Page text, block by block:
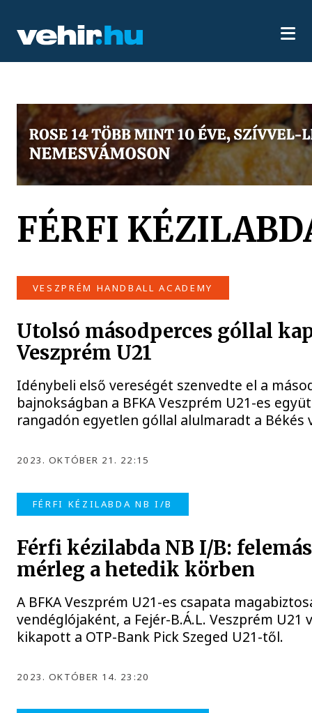
FÉRFI
VESZPRÉM HANDBALL ACADEMY
Utolsó másodperces góllal
Veszprém U21
Idénybeli első vereségét szenvedte el a
bajnokságban a BFKA Veszprém U21-es
rangadón egyetlen góllal alulmaradt a Békés
2023. OKTÓBER 21. 22:15
FÉRFI KÉZILABDA NB I/B
Férfi kézilabda NB I/B:
mérleg a hetedik körben
A BFKA Veszprém U21-es csapata
vendéglójaként, a Fejér-B.Á.L. Veszprém
kikapott a OTP-Bank Pick Szeged U21-től.
2023. OKTÓBER 14. 23:20